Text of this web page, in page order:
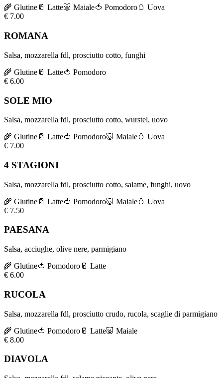
🌾 Glutine 🥛 Latte🐷 Maiale🍅 Pomodoro🥚 Uova
€ 7.00
ROMANA
Salsa, mozzarella fdl, prosciutto cotto, funghi
🌾 Glutine 🥛 Latte🍅 Pomodoro
€ 6.00
SOLE MIO
Salsa, mozzarella fdl, prosciutto cotto, wurstel, uovo
🌾 Glutine 🥛 Latte🍅 Pomodoro🐷 Maiale🥚 Uova
€ 7.00
4 STAGIONI
Salsa, mozzarella fdl, prosciutto cotto, salame, funghi, uovo
🌾 Glutine 🥛 Latte🍅 Pomodoro🐷 Maiale🥚 Uova
€ 7.50
PAESANA
Salsa, acciughe, olive nere, parmigiano
🌾 Glutine🍅 Pomodoro 🥛 Latte
€ 6.00
RUCOLA
Salsa, mozzarella fdl, prosciutto crudo, rucola, scaglie di parmigiano
🌾 Glutine🍅 Pomodoro 🥛 Latte🐷 Maiale
€ 8.00
DIAVOLA